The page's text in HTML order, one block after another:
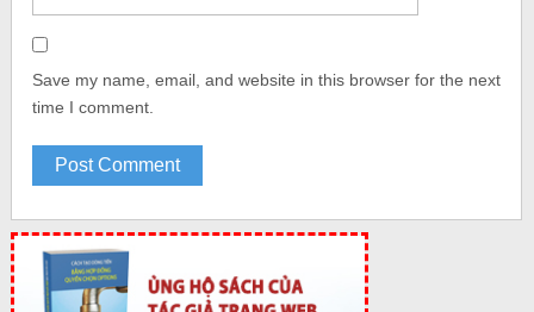
Save my name, email, and website in this browser for the next
time I comment.